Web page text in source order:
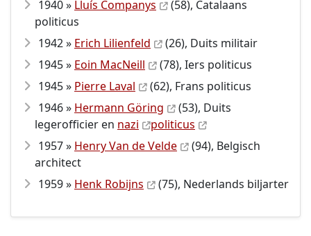
1940 » Lluís Companys
(58), Catalaans
politicus
1942 » Erich Lilienfeld
(26), Duits militair
1945 » Eoin MacNeill
(78), Iers politicus
1945 » Pierre Laval
(62), Frans politicus
1946 » Hermann Göring
(53), Duits
legerofficier en nazi
politicus
1957 » Henry Van de Velde
(94), Belgisch
architect
1959 » Henk Robijns (75), Nederlands biljarter